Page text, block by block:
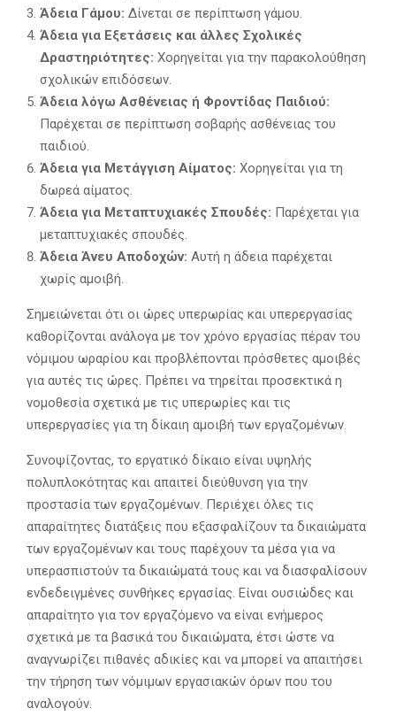
Άδεια Γάμου: Δίνεται σε περίπτωση γάμου.
Άδεια για Εξετάσεις και άλλες Σχολικές
Δραστηριότητες: Χορηγείται για την παρακολούθηση
σχολικών επιδόσεων.
Άδεια λόγω Ασθένειας ή Φροντίδας Παιδιού:
Παρέχεται σε περίπτωση σοβαρής ασθένειας του
παιδιού.
Άδεια για Μετάγγιση Αίματος: Χορηγείται για τη
δωρεά αίματος.
Άδεια για Μεταπτυχιακές Σπουδές: Παρέχεται για
μεταπτυχιακές σπουδές.
Άδεια Άνευ Αποδοχών: Αυτή η άδεια παρέχεται
χωρίς αμοιβή.
Σημειώνεται ότι οι ώρες υπερωρίας και υπερεργασίας
καθορίζονται ανάλογα με τον χρόνο εργασίας πέραν του
νόμιμου ωραρίου και προβλέπονται πρόσθετες αμοιβές
για αυτές τις ώρες. Πρέπει να τηρείται προσεκτικά η
νομοθεσία σχετικά με τις υπερωρίες και τις
υπερεργασίες για τη δίκαιη αμοιβή των εργαζομένων.
Συνοψίζοντας, το εργατικό δίκαιο είναι υψηλής
πολυπλοκότητας και απαιτεί διεύθυνση για την
προστασία των εργαζομένων. Περιέχει όλες τις
απαραίτητες διατάξεις που εξασφαλίζουν τα δικαιώματα
των εργαζομένων και τους παρέχουν τα μέσα για να
υπερασπιστούν τα δικαιώματά τους και να διασφαλίσουν
ενδεδειγμένες συνθήκες εργασίας. Είναι ουσιώδες και
απαραίτητο για τον εργαζόμενο να είναι ενήμερος
σχετικά με τα βασικά του δικαιώματα, έτσι ώστε να
αναγνωρίζει πιθανές αδικίες και να μπορεί να απαιτήσει
την τήρηση των νόμιμων εργασιακών όρων που του
αναλογούν.